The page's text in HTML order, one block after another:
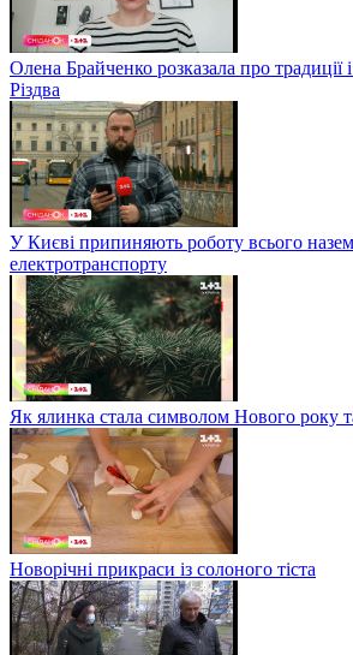
Олена Брайченко розказала про традиції
Різдва
У Києві припиняють роботу всього
електротранспорту
Як ялинка стала символом Нового року
Новорічні прикраси із солоного тіста